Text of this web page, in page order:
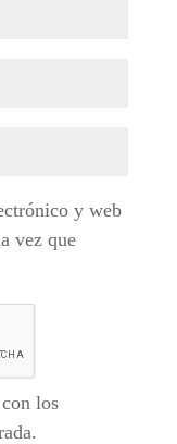
y web
vez que
los